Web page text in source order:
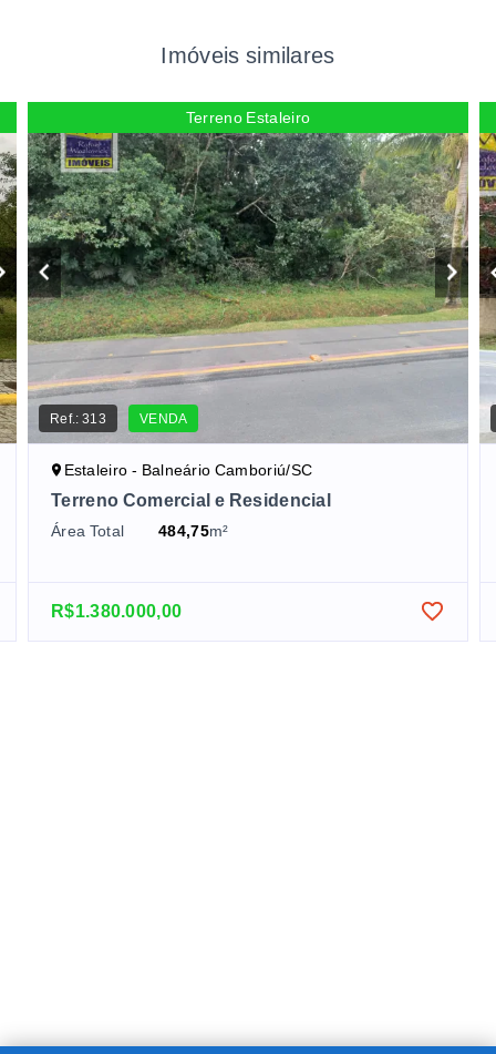
Imóveis similares
Terreno Estaleiro
Ref.:313 VENDA
Estaleiro - Balneário Camboriú/SC
Terreno Comercial e Residencial
Área Total 484,75m²
R$1.380.000,00